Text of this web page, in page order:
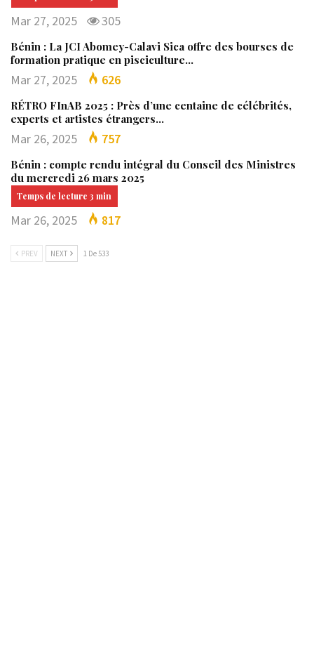
Mar 27, 2025 305
Bénin : La JCI Abomey-Calavi Sica offre des bourses de
formation pratique en pisciculture…
Mar 27, 2025 626
RÉTRO FInAB 2025 : Près d’une centaine de célébrités,
experts et artistes étrangers…
Mar 26, 2025 757
Bénin : compte rendu intégral du Conseil des Ministres
du mercredi 26 mars 2025
Mar 26, 2025 817
PREV NEXT 1 De 533